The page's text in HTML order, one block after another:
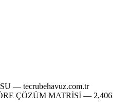
— tecrubehavuz.com.tr
ÇÖZÜM MATRİSİ — 2,406